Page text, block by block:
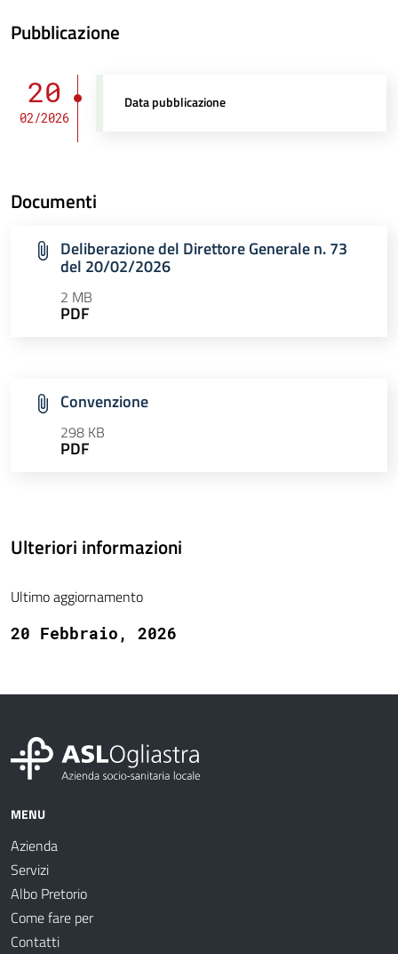
Pubblicazione
20
02/2026
Data pubblicazione
Documenti
Deliberazione del Direttore Generale n. 73
del 20/02/2026
2 MB
PDF
Convenzione
298 KB
PDF
Ulteriori informazioni
Ultimo aggiornamento
20 Febbraio, 2026
MENU
Azienda
Servizi
Albo Pretorio
Come fare per
Contatti